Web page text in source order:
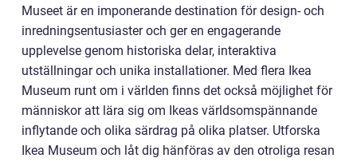
Museet är en imponerande destination för design- och
inredningsentusiaster och ger en engagerande
upplevelse genom historiska delar, interaktiva
utställningar och unika installationer. Med flera Ikea
Museum runt om i världen finns det också möjlighet för
människor att lära sig om Ikeas världsomspännande
inflytande och olika särdrag på olika platser. Utforska
Ikea Museum och låt dig hänföras av den otroliga resan